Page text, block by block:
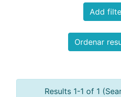
Add
Ordenar
Results 1-1 of 1